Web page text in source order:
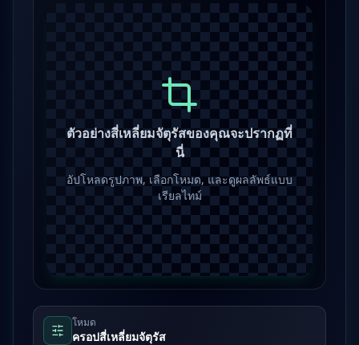
ตัวอย่างสี่เหลี่ยมจัตุรัสของคุณจะปรากฏที่
นี่
อัปโหลดรูปภาพ, เลือกโหมด, และดูผลลัพธ์แบบ
เรียลไทม์
โหมด
ครอปสี่เหลี่ยมจัตุรัส